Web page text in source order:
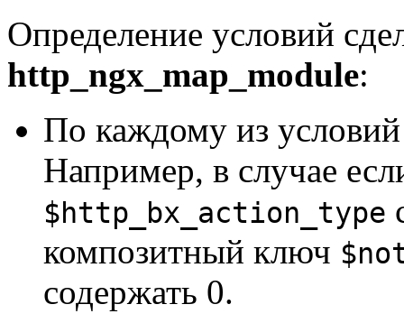
Определение условий
http_ngx_map_module:
По каждому из условий
Например, в случае
$http_bx_action_type
композитный ключ
содержать 0.